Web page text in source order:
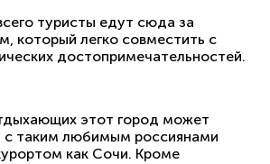
туристы едут сюда за
который легко совместить с
достопримечательностей.
этот город может
с таким любимым россиянами
как Сочи. Кроме